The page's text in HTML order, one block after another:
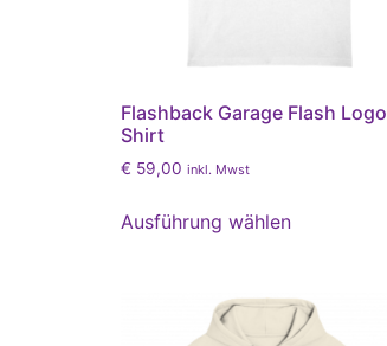
Flashback Garage Flash Logo
Shirt
€ 59,00 inkl. Mwst
Ausführung wählen